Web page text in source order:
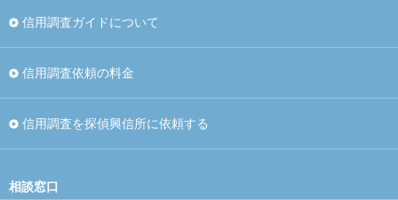
信用調査ガイドについて
信用調査依頼の料金
信用調査を探偵興信所に依頼する
相談窓口